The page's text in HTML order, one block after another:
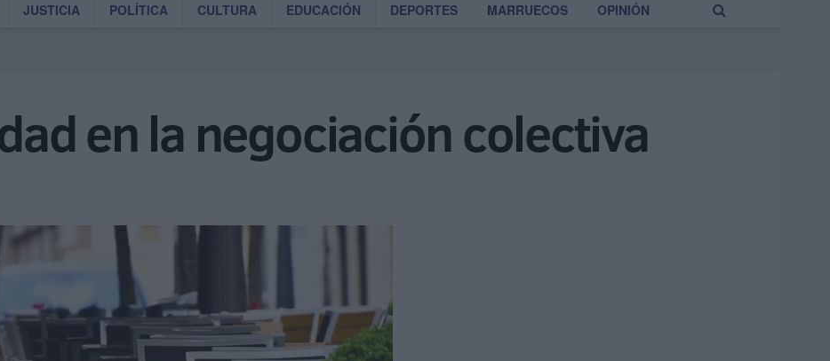
JUSTICIA POLÍTICA CULTURA EDUCACIÓN DEPORTES MARRUECOS OPINIÓN
en la negociación colectiva